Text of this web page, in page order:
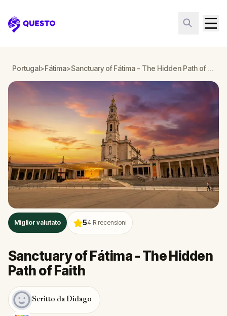
Questo
Portugal>Fátima> Sanctuary of Fátima - The Hidden Path of Faith
Miglior valutato 54 R recensioni
Sanctuary of Fátima - The Hidden
Path of Faith
Scritto da Didago